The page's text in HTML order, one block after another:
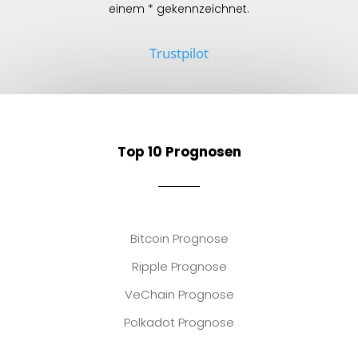
einem * gekennzeichnet.
Trustpilot
Top 10 Prognosen
Bitcoin Prognose
Ripple Prognose
VeChain Prognose
Polkadot Prognose